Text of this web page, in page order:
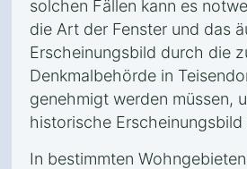
solchen Fällen kann es
die Art der Fenster und das
Erscheinungsbild durch die
Denkmalbehörde in
genehmigt werden müssen,
historische Erscheinungsbild
In bestimmten